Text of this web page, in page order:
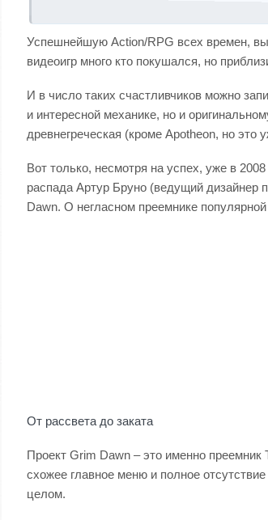
Успешнейшую Action/RPG всех времен,
видеоигр много кто покушался, но
И в число таких счастливчиков можно
и интересной механике, но и
древнегреческая (кроме Apotheon, но это
Вот только, несмотря на успех, уже в
распада Артур Бруно (ведущий дизайнер
Dawn. О негласном преемнике
От рассвета до заката
Проект Grim Dawn – это именно преемник
схожее главное меню и полное
целом.